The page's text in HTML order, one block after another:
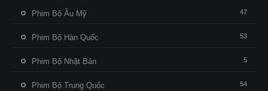
Phim Bộ Âu Mỹ 47
Phim Bộ Hàn Quốc 53
Phim Bộ Nhật Bản 5
Phim Bộ Trung Quốc 54